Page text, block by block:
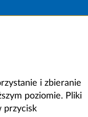
i zbieranie
poziomie. Pliki
przycisk